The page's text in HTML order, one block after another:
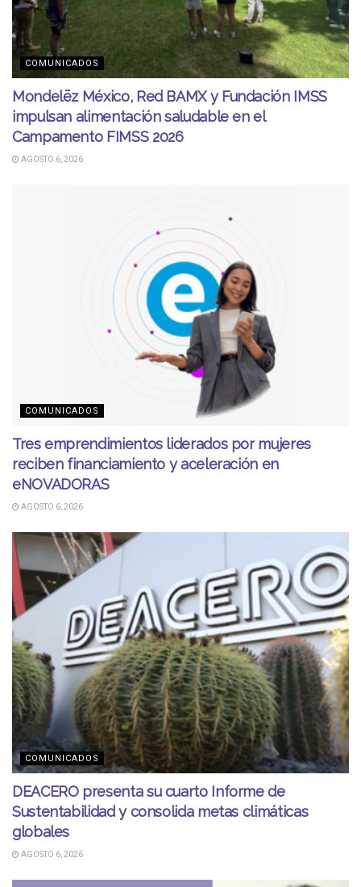
COMUNICADOS
Mondelēz México, Red BAMX y Fundación IMSS
impulsan alimentación saludable en el
Campamento FIMSS 2026
AGOSTO 6, 2026
COMUNICADOS
Tres emprendimientos liderados por mujeres
reciben financiamiento y aceleración en
eNOVADORAS
AGOSTO 6, 2026
COMUNICADOS
DEACERO presenta su cuarto Informe de
Sustentabilidad y consolida metas climáticas
globales
AGOSTO 6, 2026